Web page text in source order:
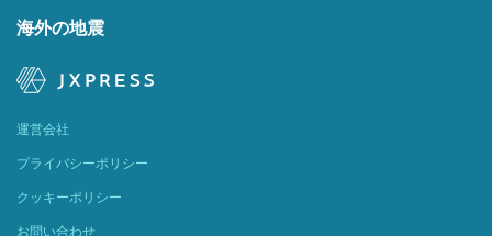
海外の地震
運営会社
プライバシーポリシー
クッキーポリシー
お問い合わせ